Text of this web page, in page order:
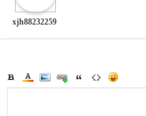
xjh88232259